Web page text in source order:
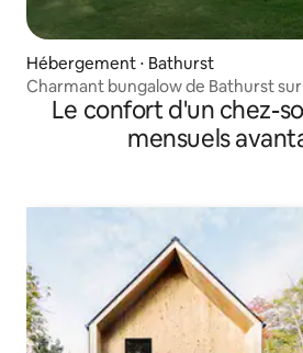
Hébergement ⋅ Bathurst
Charmant bungalow de Bathurst
Le confort d'un chez-
mensuels